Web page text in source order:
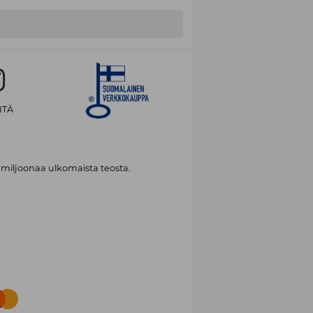
ulkomaista teosta.